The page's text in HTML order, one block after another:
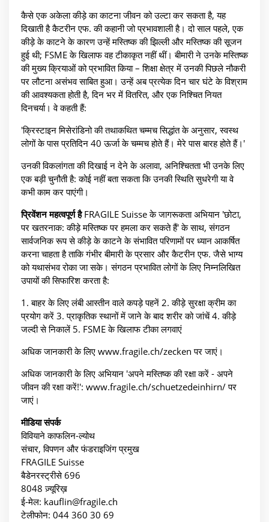
कैसे एक अकेला कीड़े का काटना जीवन को उल्टा कर सकता है, यह
दिखाती है कैटरीन एफ. की कहानी जो प्रभावशाली है। दो साल पहले, एक
कीड़े के काटने के कारण उन्हें मस्तिष्क की झिल्ली और मस्तिष्क की सूजन
हुई थी; FSME के खिलाफ वह टीकाकृत नहीं थीं। बीमारी ने उनके मस्तिष्क
की मुख्य क्रियाओं को प्रभावित किया – शिक्षा क्षेत्र में उनकी पिछले नौकरी
पर लौटना असंभव साबित हुआ। उन्हें अब प्रत्येक दिन चार घंटे के विश्राम
की आवश्यकता होती है, दिन भर में वितरित, और एक निश्चित नियत
दिनचर्या। वे कहती हैं:
'क्रिस्टाइन मिसेरांडिनो की तथाकथित चम्मच सिद्धांत के अनुसार, स्वस्थ
लोगों के पास प्रतिदिन 40 ऊर्जा के चम्मच होते हैं। मेरे पास बारह होते हैं।'
उनकी विकलांगता की दिखाई न देने के अलावा, अनिश्चितता भी उनके लिए
एक बड़ी चुनौती है: कोई नहीं बता सकता कि उनकी स्थिति सुधरेगी या वे
कभी काम कर पाएंगी।
प्रिवेंशन महत्वपूर्ण हैFRAGILE Suisse के जागरूकता अभियान 'छोटा,
पर खतरनाक: कीड़े मस्तिष्क पर हमला कर सकते हैं' के साथ, संगठन
सार्वजनिक रूप से कीड़े के काटने के संभावित परिणामों पर ध्यान आकर्षित
करना चाहता है ताकि गंभीर बीमारी के प्रसार और कैटरीन एफ. जैसे भाग्य
को यथासंभव रोका जा सके। संगठन प्रभावित लोगों के लिए निम्नलिखित
उपायों की सिफारिश करता है:
1. बाहर के लिए लंबी आस्तीन वाले कपड़े पहनें 2. कीड़े सुरक्षा क्रीम का
प्रयोग करें 3. प्राकृतिक स्थानों में जाने के बाद शरीर को जांचें 4. कीड़े
जल्दी से निकालें 5. FSME के खिलाफ टीका लगवाएं
अधिक जानकारी के लिए www.fragile.ch/zecken पर जाएं।
अधिक जानकारी के लिए अभियान 'अपने मस्तिष्क की रक्षा करें - अपने
जीवन की रक्षा करें!': www.fragile.ch/schuetzedeinhirn/ पर
जाएं।
मीडिया संपर्क
विवियाने काफलिन-ल्योथ
संचार, विपणन और फंडराइजिंग प्रमुख
FRAGILE Suisse
बैडेनरस्ट्रीसे 696
8048 ज़्यूरिख़
ई-मेल: kauflin@fragile.ch
टेलीफोन: 044 360 30 69